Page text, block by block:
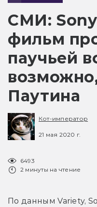
СМИ: Sony
фильм
паучьей
Паутина
Кот-император
21 мая 2020 г.
6493
2 минуты на чтение
По данным Variety,